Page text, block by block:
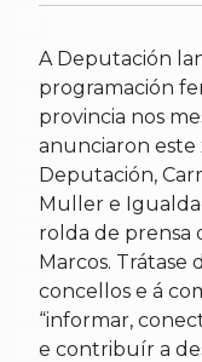
A Deputación
programación
provincia nos
anunciaron este
Deputación,
Muller e
rolda de prensa
Marcos. Trátase
concellos e á
“informar,
e contribuír a